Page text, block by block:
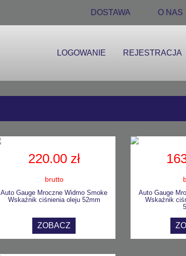
DOSTAWA O NAS
LOGOWANIE REJESTRACJA
220.00 zł
brutto
Auto Gauge Mroczne Widmo Smoke
Wskaźnik ciśnienia oleju 52mm
ZOBACZ
Auto Gauge
Wskaźnik